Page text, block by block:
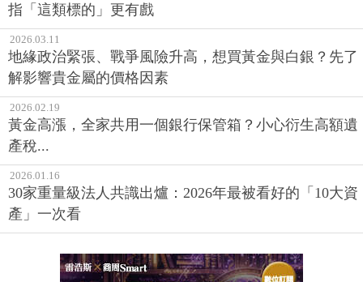
指「這類標的」更有戲
2026.03.11
地緣政治緊張、戰爭風險升高，想買黃金與白銀？先了
解影響貴金屬的價格因素
2026.02.19
黃金高漲，全家共用一個銀行保管箱？小心衍生高額遺
產稅...
2026.01.16
30家重量級法人共識出爐：2026年最被看好的「10大資
產」一次看